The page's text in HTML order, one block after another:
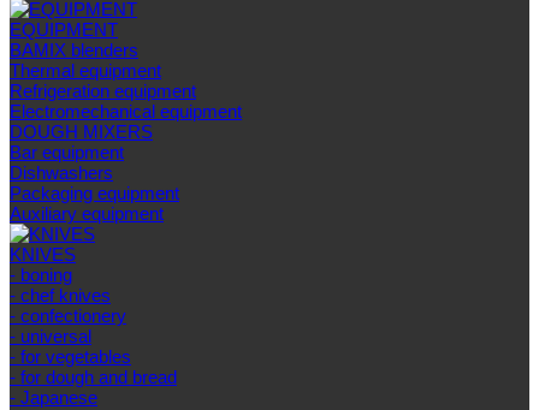
EQUIPMENT
BAMIX blenders
Thermal equipment
Refrigeration equipment
Electromechanical equipment
DOUGH MIXERS
Bar equipment
Dishwashers
Packaging equipment
Auxiliary equipment
KNIVES
- boning
- chef knives
- confectionery
- universal
- for vegetables
- for dough and bread
- Japanese